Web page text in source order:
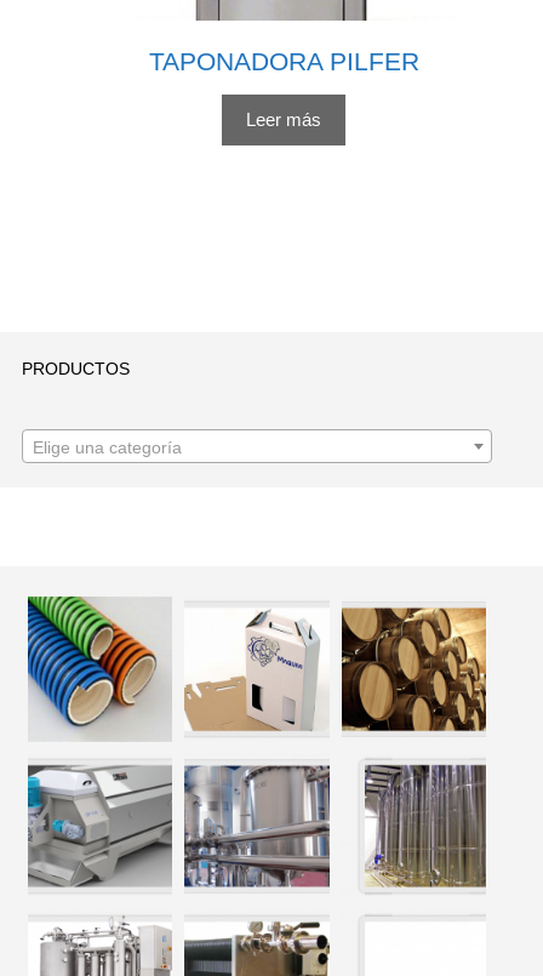
TAPONADORA PILFER
Leer más
PRODUCTOS
Elige una categoría